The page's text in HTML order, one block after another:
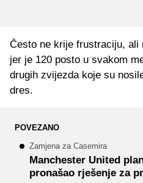
Često ne krije frustraciju, ali
jer je 120 posto u svakom
drugih zvijezda koje su
dres.
POVEZANO
Zamjena za Casemira
Manchester United
pronašao rješenje za